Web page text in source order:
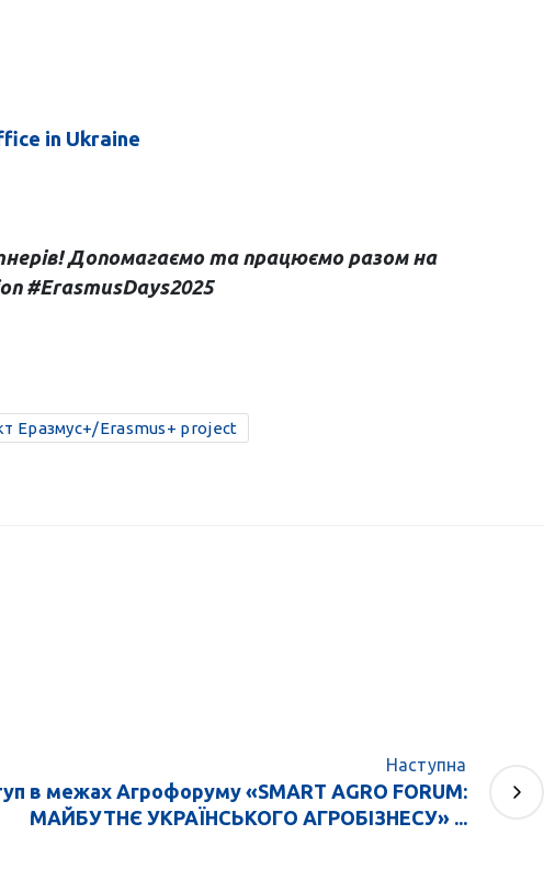
in Ukraine
Допомагаємо та працюємо разом на
#ErasmusDays2025
Еразмус+/Erasmus+ project
Наступна
в межах Агрофоруму «SMART AGRO FORUM:
МАЙБУТНЄ УКРАЇНСЬКОГО АГРОБІЗНЕСУ» ...